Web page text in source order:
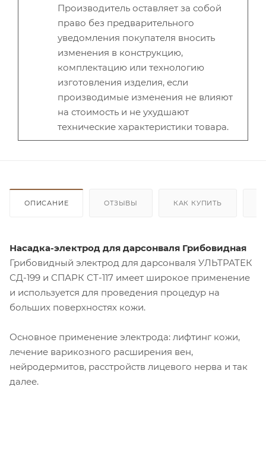
Производитель оставляет за собой
право без предварительного
уведомления покупателя вносить
изменения в конструкцию,
комплектацию или технологию
изготовления изделия, если
производимые изменения не влияют
на стоимость и не ухудшают
технические характеристики товара.
ОПИСАНИЕ ОТЗЫВЫ КАК КУПИТЬ
Насадка-электрод для дарсонваля Грибовидная
Грибовидный электрод для дарсонваля УЛЬТРАТЕК
СД-199 и СПАРК СТ-117 имеет широкое применение
и используется для проведения процедур на
больших поверхностях кожи.
Основное применение электрода: лифтинг кожи,
лечение варикозного расширения вен,
нейродермитов, расстройств лицевого нерва и так
далее.